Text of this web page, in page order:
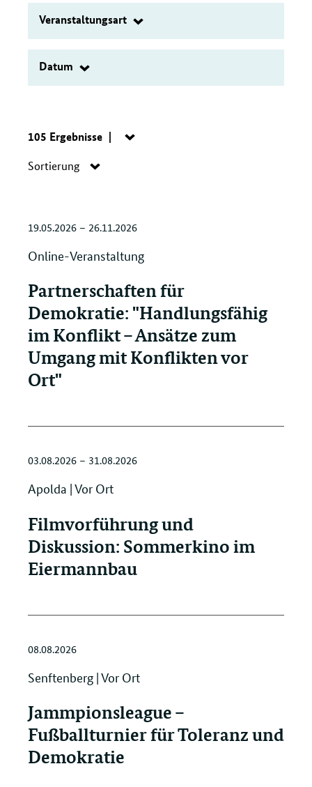
Filter
Veranstaltungsart
Filter
Datum
Suche:
105 Ergebnisse
Navigation
Sortierung
Navigation
19.05.2026 – 26.11.2026
Online-Veranstaltung
Partnerschaften für
Demokratie: "Handlungsfähig
im Konflikt – Ansätze zum
Umgang mit Konflikten vor
Ort"
03.08.2026 – 31.08.2026
Apolda | Vor Ort
Filmvorführung und
Diskussion: Sommerkino im
Eiermannbau
08.08.2026
Senftenberg | Vor Ort
Jammpionsleague –
Fußballturnier für Toleranz und
Demokratie